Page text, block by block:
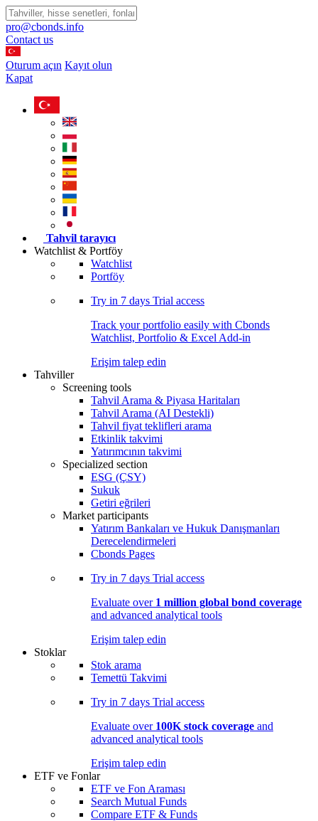
pro@cbonds.info
Contact us
Oturum açın Kayıt olun
Kapat
Tahvil tarayıcı
Watchlist & Portföy
Watchlist
Portföy
Try in 7 days Trial access
Track your portfolio easily with Cbonds
Watchlist, Portfolio & Excel Add-in
Erişim talep edin
Tahviller
Screening tools
Tahvil Arama & Piyasa Haritaları
Tahvil Arama (AI Destekli)
Tahvil fiyat teklifleri arama
Etkinlik takvimi
Yatırımcının takvimi
Specialized section
ESG (ÇSY)
Sukuk
Getiri eğrileri
Market participants
Yatırım Bankaları ve Hukuk Danışmanları
Derecelendirmeleri
Cbonds Pages
Try in 7 days Trial access
Evaluate over 1 million global bond coverage
and advanced analytical tools
Erişim talep edin
Stoklar
Stok arama
Temettü Takvimi
Try in 7 days Trial access
Evaluate over 100K stock coverage and
advanced analytical tools
Erişim talep edin
ETF ve Fonlar
ETF ve Fon Araması
Search Mutual Funds
Compare ETF & Funds